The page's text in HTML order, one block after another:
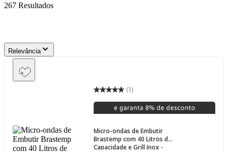
267 Resultados
Relevância
(1)
Micro-ondas de Embutir
Brastemp com 40 Litros de
Capacidade e Grill Inox -